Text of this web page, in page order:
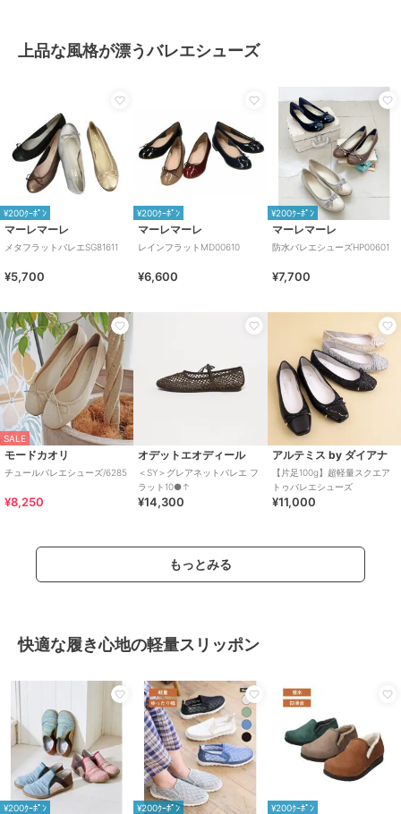
上品な風格が漂うバレエシューズ
¥200ｸｰﾎﾟﾝ
マーレマーレ
メタフラットバレエSG81611
¥5,700
¥200ｸｰﾎﾟﾝ
マーレマーレ
レインフラットMD00610
¥6,600
¥200ｸｰﾎﾟﾝ
マーレマーレ
防水バレエシューズHP00601
¥7,700
SALE
モードカオリ
チュールバレエシューズ/6285
¥8,250
オデットエオディール
＜SY＞グレアネットバレエ フ
ラット10●↑
¥14,300
アルテミス by ダイアナ
【片足100g】超軽量スクエア
トゥバレエシューズ
¥11,000
もっとみる
快適な履き心地の軽量スリッポン
¥200ｸｰﾎﾟﾝ ¥200ｸｰﾎﾟﾝ ¥200ｸｰﾎﾟﾝ